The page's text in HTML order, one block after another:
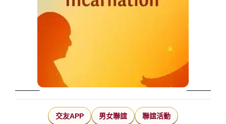
交友APP 男女聯誼 聯誼活動